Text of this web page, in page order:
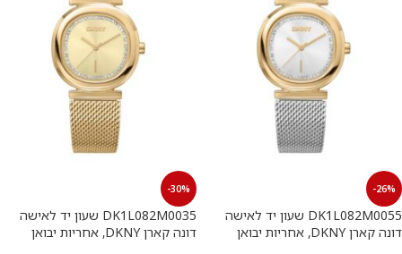
-26%
DK1L082M0055 שעון יד לאישה
דונה קארן DKNY, אחריות יבואן
-30%
DK1L082M0035 שעון יד לאישה
דונה קארן DKNY, אחריות יבואן